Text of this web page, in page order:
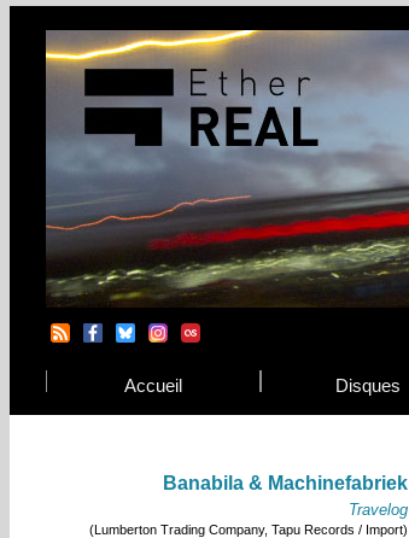
Accueil Disques
Banabila & Machinefabriek
Travelog
(Lumberton Trading Company, Tapu Records / Import)